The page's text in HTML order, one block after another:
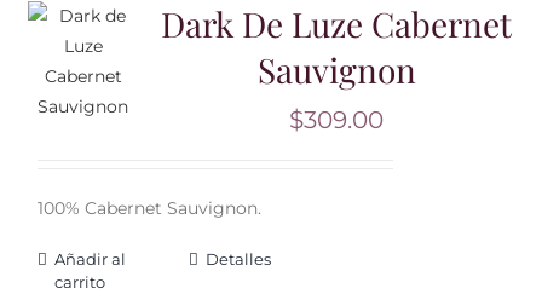
Dark De Luze Cabernet
Sauvignon
$309.00
100% Cabernet Sauvignon.
Añadir al
carrito
Detalles